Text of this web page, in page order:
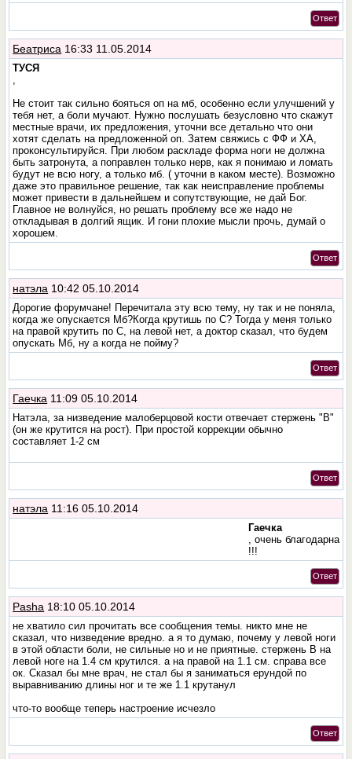
Ответ
Беатриса 16:33 11.05.2014
ТУСЯ
Не стоит так сильно бояться оп на мб, особенно если улучшений у
тебя нет, а боли мучают. Нужно послушать безусловно что скажут
местные врачи, их предложения, уточни все детально что они
хотят сделать на предложенной оп. Затем свяжись с ФФ и ХА,
проконсультируйся. При любом раскладе форма ноги не должна
быть затронута, а поправлен только нерв, как я понимаю и ломать
будут не всю ногу, а только мб. ( уточни в каком месте). Возможно
даже это правильное решение, так как неисправление проблемы
может привести в дальнейшем и сопутствующие, не дай Бог.
Главное не волнуйся, но решать проблему все же надо не
откладывая в долгий ящик. И гони плохие мысли прочь, думай о
хорошем.
Ответ
натэла 10:42 05.10.2014
Дорогие форумчане! Перечитала эту всю тему, ну так и не поняла,
когда же опускается Мб?Когда крутишь по С? Тогда у меня только
на правой крутить по С, на левой нет, а доктор сказал, что будем
опускать Мб, ну а когда не пойму?
Ответ
Гаечка 11:09 05.10.2014
Натэла, за низведение малоберцовой кости отвечает стержень "В"
(он же крутится на рост). При простой коррекции обычно
составляет 1-2 см
Ответ
натэла 11:16 05.10.2014
Гаечка
, очень благодарна
!!!
Ответ
Pasha 18:10 05.10.2014
не хватило сил прочитать все сообщения темы. никто мне не
сказал, что низведение вредно. а я то думаю, почему у левой ноги
в этой области боли, не сильные но и не приятные. стержень B на
левой ноге на 1.4 см крутился. а на правой на 1.1 см. справа все
ок. Сказал бы мне врач, не стал бы я заниматься ерундой по
выравниванию длины ног и те же 1.1 крутанул
что-то вообще теперь настроение исчезло
Ответ